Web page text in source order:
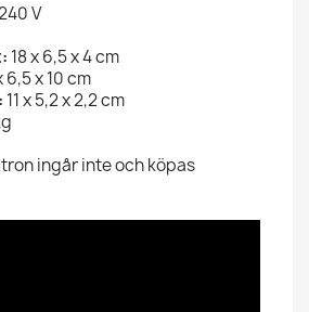
V
: 18 x 6,5 x 4 cm
6,5 x 10 cm
11 x 5,2 x 2,2 cm
ingår inte och köpas